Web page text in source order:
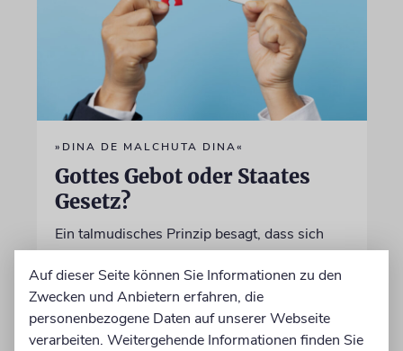
»DINA DE MALCHUTA DINA«
Gottes Gebot oder Staates
Gesetz?
Ein talmudisches Prinzip besagt, dass sich
fromme Juden auch an das Gesetz ihres
Landes halten müssen. Doch was geschieht,
wenn dies mit den Pflichten der Religion
kollidiert?
Auf dieser Seite können Sie Informationen zu den
Zwecken und Anbietern erfahren, die
personenbezogene Daten auf unserer Webseite
verarbeiten. Weitergehende Informationen finden Sie